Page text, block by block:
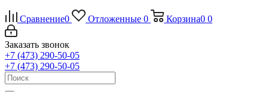
Сравнение0 Отложенные 0 Корзина0 0
Заказать звонок
+7 (473) 290-50-05
+7 (473) 290-50-05